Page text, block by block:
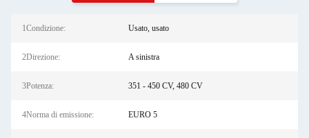
1Condizione: Usato, usato
2Direzione: A sinistra
3Potenza: 351 - 450 CV, 480 CV
4Norma di emissione: EURO 5